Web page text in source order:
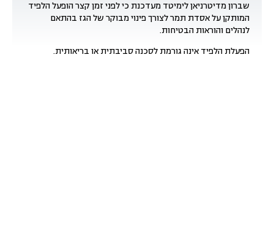
שברון מדיטרניאן לימיטד מעדכנת כי לפני זמן קצר הופעל הלפיד
המותקן על אסדת תמר לצורך פינוי מבוקר של הגז בהתאם
לנהלים והוראות הבטיחות.
הפעלת הלפיד אינה גורמת לסכנה סביבתית או בריאותית.